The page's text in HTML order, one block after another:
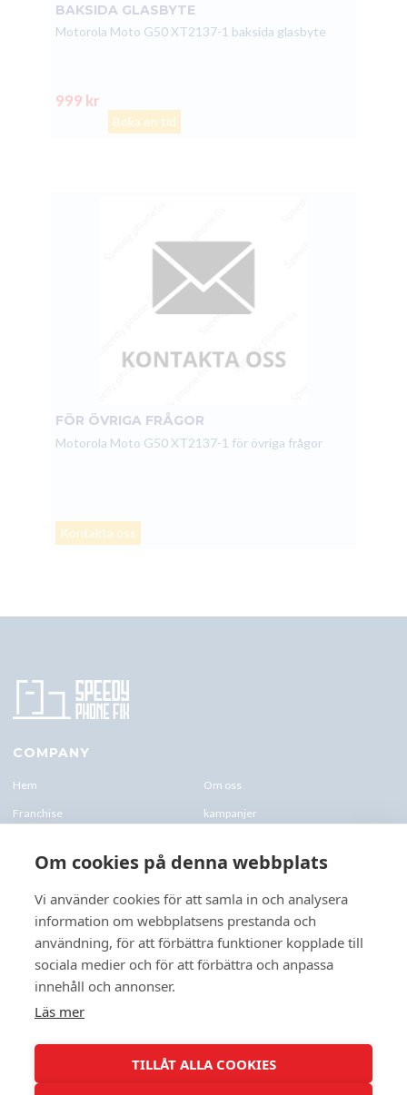
BAKSIDA GLASBYTE
Motorola Moto G50 XT2137-1 baksida glasbyte
999 kr
Boka en tid
FÖR ÖVRIGA FRÅGOR
Motorola Moto G50 XT2137-1 för övriga frågor
Kontakta oss
COMPANY
Hem Om oss
Franchise kampanjer
Företagskund & Utbildning FAQs
CONTACTS
+46 070 0122 333
Företagsvägen 10, 227 61 Lund
Lund@speedyphonefix.net
Om cookies på denna webbplats
Vi använder cookies för att samla in och analysera
information om webbplatsens prestanda och
användning, för att förbättra funktioner kopplade till
sociala medier och för att förbättra och anpassa
innehåll och annonser.
Läs mer
TILLÅT ALLA COOKIES